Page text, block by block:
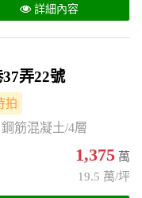
詳細內容
弄22號
拍
鋼筋混凝土/4層
1,375 萬
19.5 萬/坪